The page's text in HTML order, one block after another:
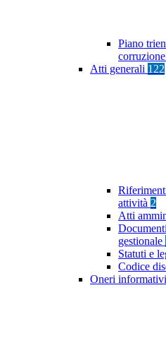
Piano
Atti generali 122
attività 2
Atti
gestionale
Statuti e
Codice
Oneri